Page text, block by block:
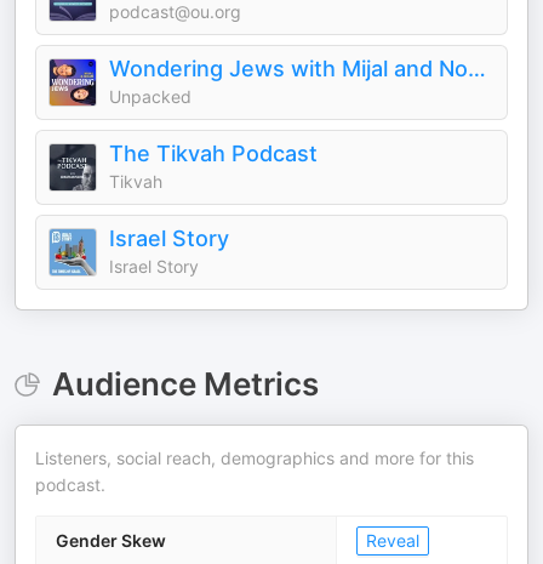
podcast@ou.org
Wondering Jews with Mijal and Noam
Unpacked
The Tikvah Podcast
Tikvah
Israel Story
Israel Story
Audience Metrics
Listeners, social reach, demographics and more for this
podcast.
Gender Skew Reveal